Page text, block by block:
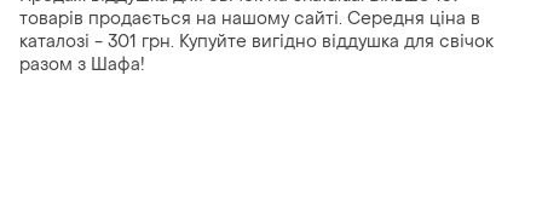
товарів продається на нашому сайті. Середня ціна в
каталозі - 301 грн. Купуйте вигідно віддушка для свічок
разом з Шафа!